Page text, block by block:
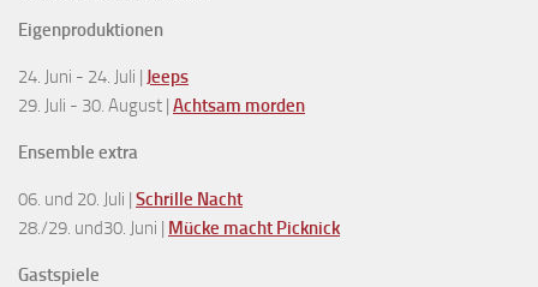
Eigenproduktionen
24. Juni - 24. Juli | Jeeps
29. Juli - 30. August | Achtsam morden
Ensemble extra
06. und 20. Juli | Schrille Nacht
28./29. und30. Juni | Mücke macht Picknick
Gastspiele